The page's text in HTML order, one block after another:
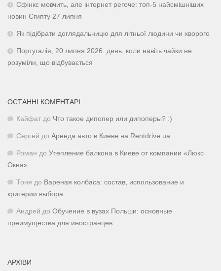
Сфінкс мовчить, але інтернет регоче: топ-5 найсмішніших
новин Єгипту 27 липня
Як підібрати доглядальницю для літньої людини чи хворого
Португалія, 20 липня 2026: день, коли навіть чайки не
розуміли, що відбувається
ОСТАННІ КОМЕНТАРІ
Кайфат до Что такое дипопер или дипоперы? :)
Сергей до Аренда авто в Киеве на Rentdrive.ua
Роман до Утепление балкона в Киеве от компании «Люкс
Окна»
Тоня до Вареная колбаса: состав, использование и
критерии выбора
Андрей до Обучение в вузах Польши: основные
преимущества для иностранцев
АРХІВИ